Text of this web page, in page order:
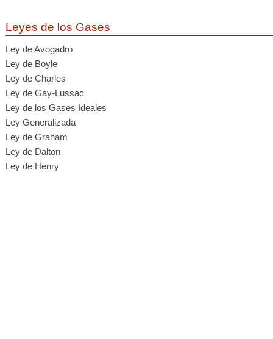
Leyes de los Gases
Ley de Avogadro
Ley de Boyle
Ley de Charles
Ley de Gay-Lussac
Ley de los Gases Ideales
Ley Generalizada
Ley de Graham
Ley de Dalton
Ley de Henry